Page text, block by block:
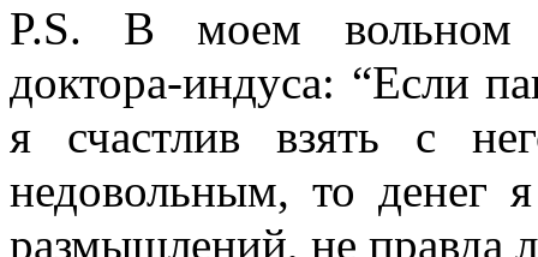
P.S. В моем вольном
доктора-индуса: “Если
я счастлив взять с
недовольным, то денег
размышлений, не правда